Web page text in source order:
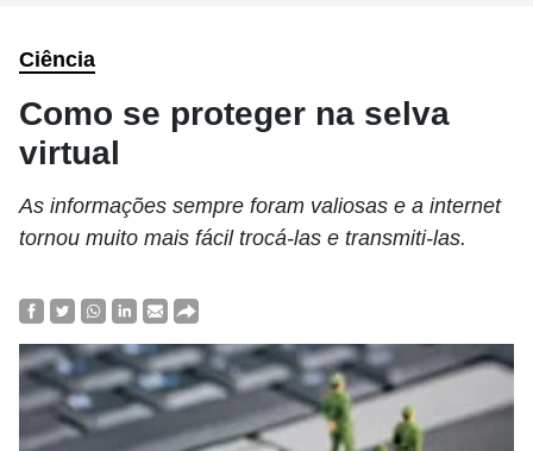
Ciência
Como se proteger na selva
virtual
As informações sempre foram valiosas e a internet
tornou muito mais fácil trocá-las e transmiti-las.